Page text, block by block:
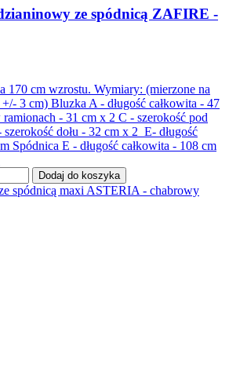
ze spódnicą ZAFIRE -
170 cm wzrostu. Wymiary: (mierzone na
+/- 3 cm) Bluzka A - długość całkowita - 47
- 31 cm x 2 C - szerokość pod
dołu - 32 cm x 2 E- długość
Spódnica E - długość całkowita - 108 cm
Dodaj do koszyka